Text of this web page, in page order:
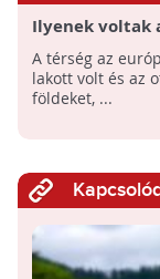
Ilyenek voltak
A térség az
lakott volt és az
földeket, ...